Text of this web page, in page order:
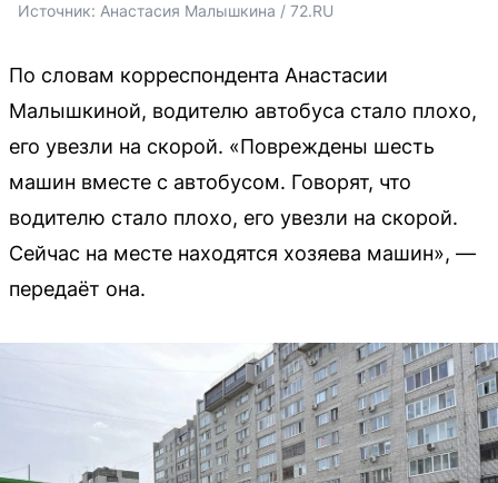
Источник: Анастасия Малышкина / 72.RU
По словам корреспондента Анастасии
Малышкиной, водителю автобуса стало плохо,
его увезли на скорой. «Повреждены шесть
машин вместе с автобусом. Говорят, что
водителю стало плохо, его увезли на скорой.
Сейчас на месте находятся хозяева машин», —
передаёт она.